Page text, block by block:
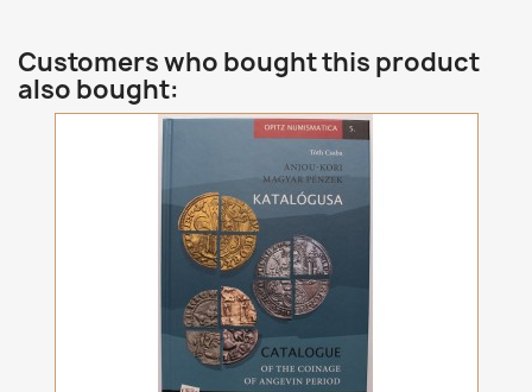
Customers who bought this product
also bought: